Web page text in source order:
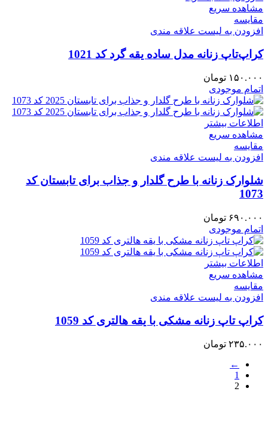
مشاهده سریع
مقایسه
افزودن به لیست علاقه مندی
کراپ‌تاپ زنانه مدل ساده یقه گرد کد 1021
۱۵۰.۰۰۰ تومان
اتمام موجودی
اطلاعات بیشتر
مشاهده سریع
مقایسه
افزودن به لیست علاقه مندی
شلوارک زنانه با طرح گلدار و جذاب برای تابستان کد
1073
۶۹۰.۰۰۰ تومان
اتمام موجودی
اطلاعات بیشتر
مشاهده سریع
مقایسه
افزودن به لیست علاقه مندی
کراپ تاپ زنانه مشکی با یقه هالتری کد 1059
۲۳۵.۰۰۰ تومان
←
1
2